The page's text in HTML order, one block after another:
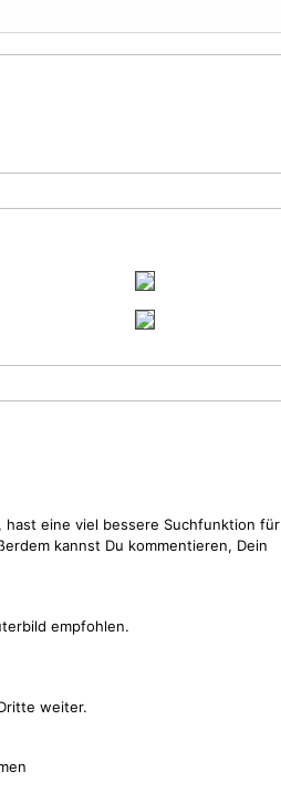
eine viel bessere Suchfunktion für
kannst Du kommentieren, Dein
empfohlen.
weiter.